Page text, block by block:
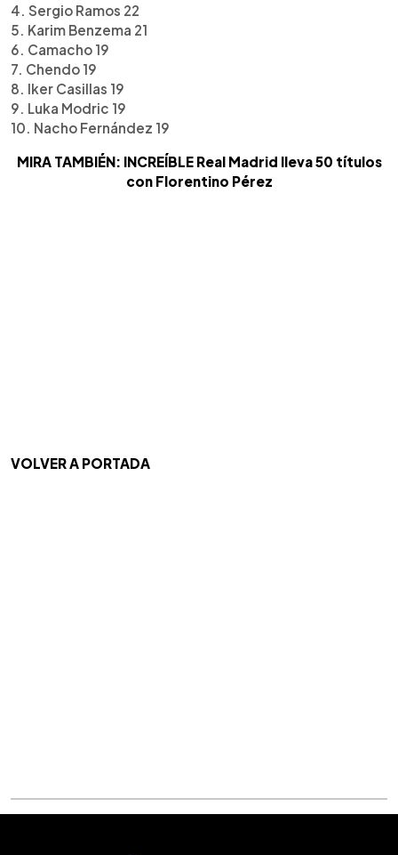
4. Sergio Ramos 22
5. Karim Benzema 21
6. Camacho 19
7. Chendo 19
8. Iker Casillas 19
9. Luka Modric 19
10. Nacho Fernández 19
MIRA TAMBIÉN: INCREÍBLE Real Madrid lleva 50 títulos
con Florentino Pérez
VOLVER A PORTADA